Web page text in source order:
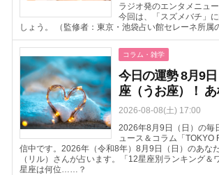
ラジオ発のエンタメニュ
今回は、「スズメバチ」
しょう。 （監修者：東京・池袋占い館セレーネ所
コラム・雑学
今日の運勢 8月9
座（うお座）！
2026-08-08(土) 17:00
2026年8月9日（日）の毎
ュース＆コラム「
信中です。2026年（令和8年）8月9日（日）のあな
（リル）さんが占います。「12星座別ランキング
星座は何位……？